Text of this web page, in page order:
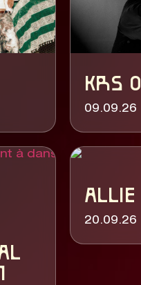
KRS
09.09.26
ALLIE
20.09.26